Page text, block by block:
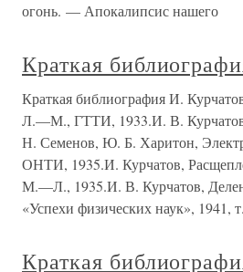
огонь. — Апокалипсис нашего
Краткая
Краткая библиография И.
Л.—М., ГТТИ, 1933.И. В.
Н. Семенов, Ю. Б. Харитон,
ОНТИ, 1935.И. Курчатов,
М.—Л., 1935.И. В. Курчатов,
«Успехи физических наук», 1941,
Краткая